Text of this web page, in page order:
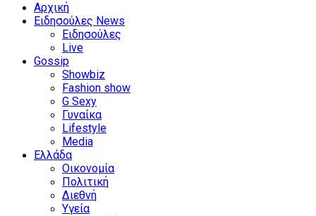
Αρχική
Ειδησούλες News
Ειδησούλες
Live
Gossip
Showbiz
Fashion show
G Sexy
Γυναίκα
Lifestyle
Media
Ελλάδα
Οικονομία
Πολιτική
Διεθνή
Υγεία